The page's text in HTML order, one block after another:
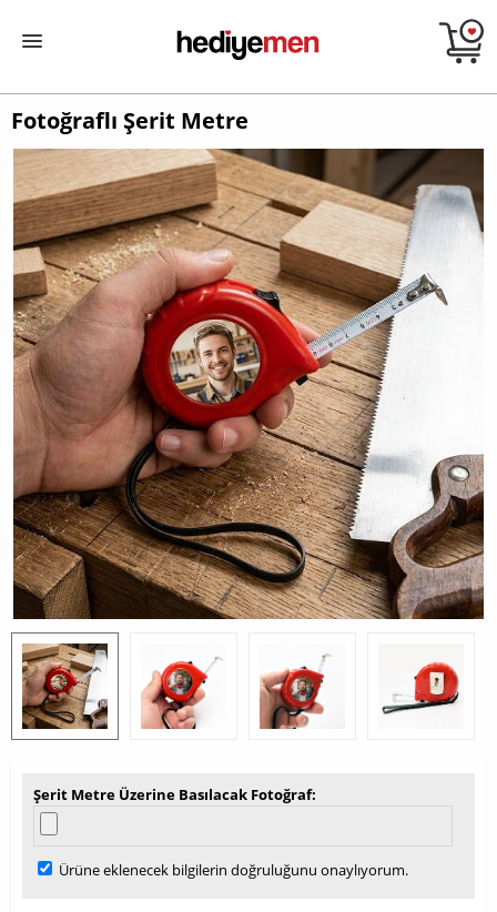
Fotoğraflı Şerit Metre
Şerit Metre Üzerine Basılacak Fotoğraf
Ürüne eklenecek bilgilerin doğruluğunu onaylıyorum.